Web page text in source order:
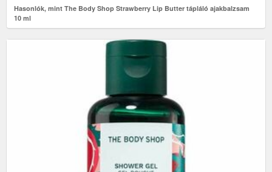
Hasonlók, mint The Body Shop Strawberry Lip Butter tápláló ajakbalzsam
10 ml